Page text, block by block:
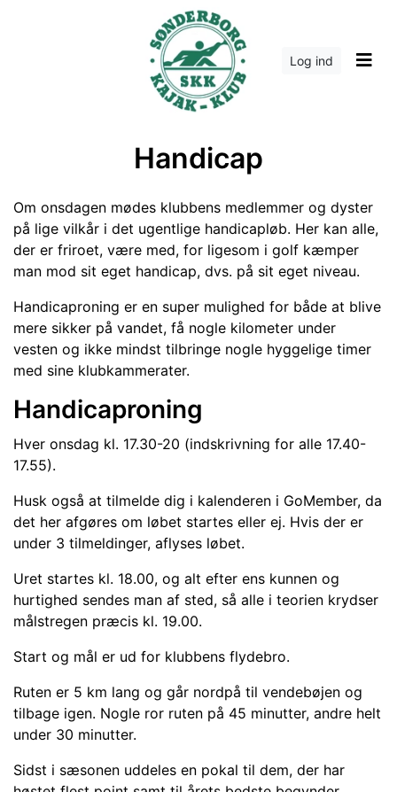
Log ind
Handicap
Om onsdagen mødes klubbens medlemmer og dyster
på lige vilkår i det ugentlige handicapløb. Her kan alle,
der er friroet, være med, for ligesom i golf kæmper
man mod sit eget handicap, dvs. på sit eget niveau.
Handicaproning er en super mulighed for både at blive
mere sikker på vandet, få nogle kilometer under
vesten og ikke mindst tilbringe nogle hyggelige timer
med sine klubkammerater.
Handicaproning
Hver onsdag kl. 17.30-20 (indskrivning for alle 17.40-
17.55).
Husk også at tilmelde dig i kalenderen i GoMember, da
det her afgøres om løbet startes eller ej. Hvis der er
under 3 tilmeldinger, aflyses løbet.
Uret startes kl. 18.00, og alt efter ens kunnen og
hurtighed sendes man af sted, så alle i teorien krydser
målstregen præcis kl. 19.00.
Start og mål er ud for klubbens flydebro.
Ruten er 5 km lang og går nordpå til vendebøjen og
tilbage igen. Nogle ror ruten på 45 minutter, andre helt
under 30 minutter.
Sidst i sæsonen uddeles en pokal til dem, der har